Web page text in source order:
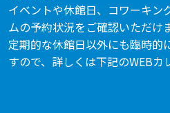
イベントや休館日、コワーキン
ムの予約状況をご確認いただけ
定期的な休館日以外にも臨時的
すので、詳しくは下記のWEBカ